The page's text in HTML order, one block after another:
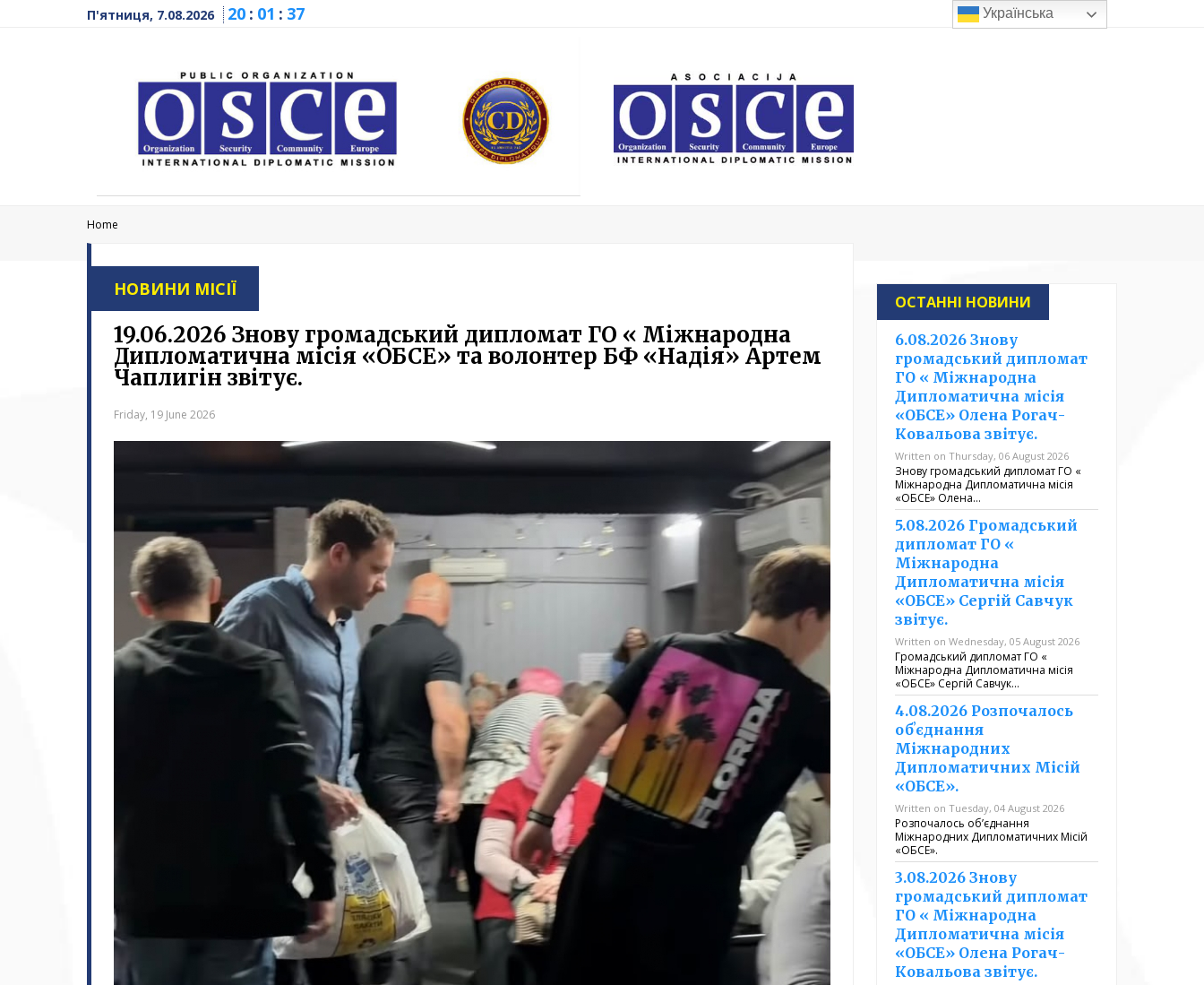
П'ятниця, 7.08.2026 20 : 01 : 38 Українська
Home
НОВИНИ МІСІЇ
19.06.2026 Знову громадський дипломат ГО « Міжнародна
Дипломатична місія «ОБСЕ» та волонтер БФ «Надія» Артем
Чаплигін звітує.
Friday, 19 June 2026
ОСТАННІ НОВИНИ
6.08.2026 Знову
громадський дипломат
ГО « Міжнародна
Дипломатична місія
«ОБСЕ» Олена Рогач-
Ковальова звітує.
Written on Thursday, 06 August 2026
Знову громадський дипломат ГО «
Міжнародна Дипломатична місія
«ОБСЕ» Олена…
5.08.2026 Громадський
дипломат ГО «
Міжнародна
Дипломатична місія
«ОБСЕ» Сергій Савчук
звітує.
Written on Wednesday, 05 August 2026
Громадський дипломат ГО «
Міжнародна Дипломатична місія
«ОБСЕ» Сергій Савчук…
4.08.2026 Розпочалось
обʼєднання
Міжнародних
Дипломатичних Місій
«ОБСЕ».
Written on Tuesday, 04 August 2026
Розпочалось обʼєднання
Міжнародних Дипломатичних Місій
«ОБСЕ».
3.08.2026 Знову
громадський дипломат
ГО « Міжнародна
Дипломатична місія
«ОБСЕ» Олена Рогач-
Ковальова звітує.